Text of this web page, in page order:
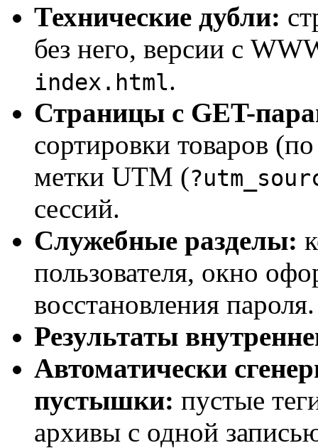
Технические дубли:
без него, версии с
index.html.
Страницы с GET-
сортировки товаров
метки UTM (
сессий.
Служебные разделы:
пользователя, окно
восстановления пароля.
Результаты
Автоматически
пустышки: пустые
архивы с одной